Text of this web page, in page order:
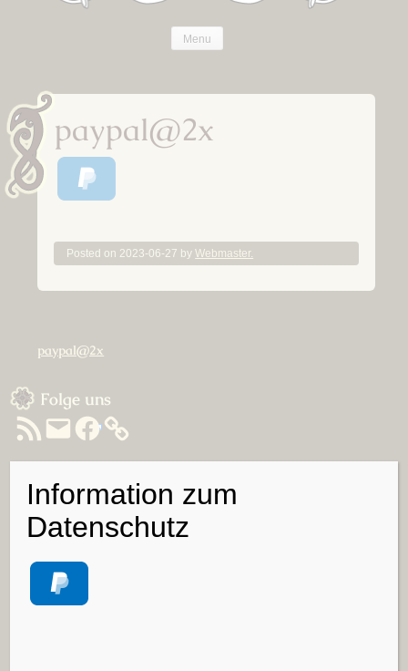
Menu
paypal@2x
Posted on 2023-06-27 byWebmaster.
Beitragsnavigation
paypal@2x
Sidebar
Folge uns
RSS-
Feed
E-
Mail
Facebook
Suchen
nach:
zufällige Bilder
Information zum
Datenschutz